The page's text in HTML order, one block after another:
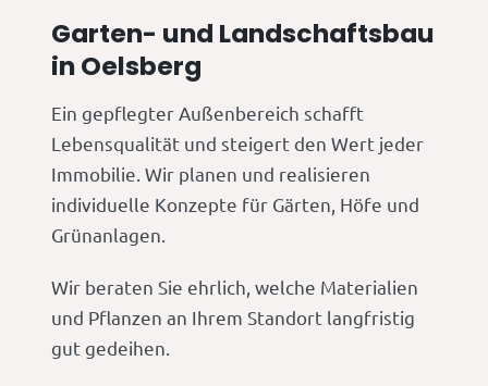
Garten- und Landschaftsbau
in Oelsberg
Ein gepflegter Außenbereich schafft
Lebensqualität und steigert den Wert jeder
Immobilie. Wir planen und realisieren
individuelle Konzepte für Gärten, Höfe und
Grünanlagen.
Wir beraten Sie ehrlich, welche Materialien
und Pflanzen an Ihrem Standort langfristig
gut gedeihen.